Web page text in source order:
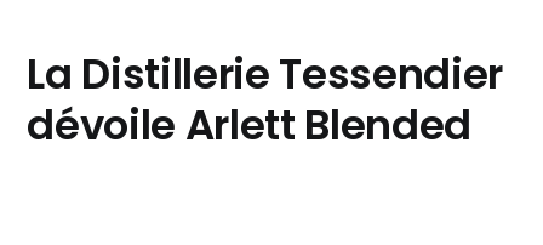
La Distillerie Tessendier
dévoile Arlett Blended